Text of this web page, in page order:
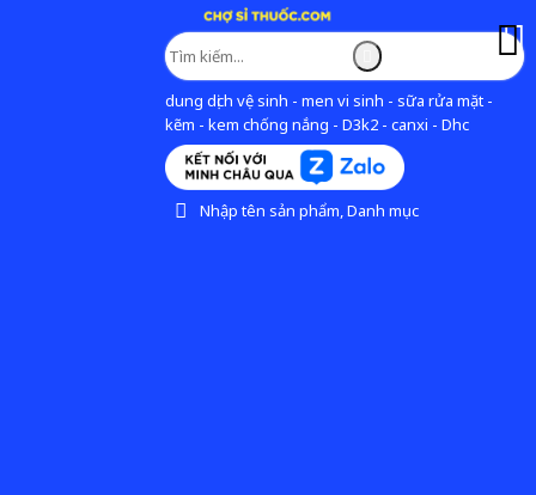
dung dịch vệ sinh - men vi sinh - sữa rửa mặt -
kẽm - kem chống nắng - D3k2 - canxi - Dhc
Nhập tên sản phẩm, Danh mục